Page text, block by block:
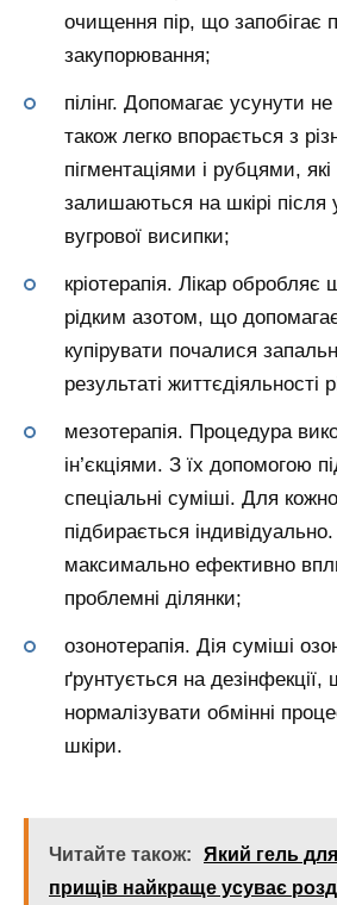
очищення пір, що запобігає
закупорювання;
пілінг. Допомагає усунути
також легко впорається з
пігментаціями і рубцями, які
залишаються на шкірі після
вугрової висипки;
кріотерапія. Лікар обробляє
рідким азотом, що
купірувати почалися
результаті життєдіяльності
мезотерапія. Процедура
ін’єкціями. З їх допомогою
спеціальні суміші. Для
підбирається
максимально ефективно
проблемні ділянки;
озонотерапія. Дія суміші
ґрунтується на
нормалізувати обмінні
шкіри.
Читайте також:
Який гель
прищів найкраще усуває